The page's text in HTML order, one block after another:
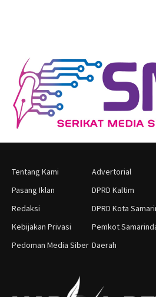
Tentang Kami
Pasang Iklan
Redaksi
Kebijakan Privasi
Pedoman Media Siber
Advertorial
DPRD Kaltim
DPRD Kota
Pemkot
Daerah